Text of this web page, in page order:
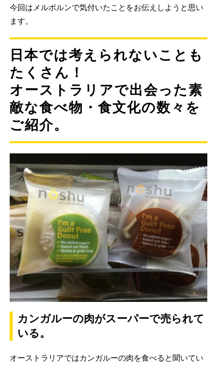
今回はメルボルンで気付いたことをお伝えしようと思い
ます。
日本では考えられないことも
たくさん！
オーストラリアで出会った素
敵な食べ物・食文化の数々を
ご紹介。
カンガルーの肉がスーパーで売られて
いる。
オーストラリアではカンガルーの肉を食べると聞いてい